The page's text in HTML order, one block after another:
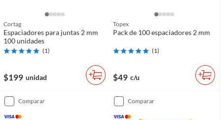
Cortag
Espaciadores para juntas 2 mm
100 unidades
(1)
$199 unidad
Topex
Pack de 100 espaciadores 2 mm
(1)
$49 c/u
comparar comparar